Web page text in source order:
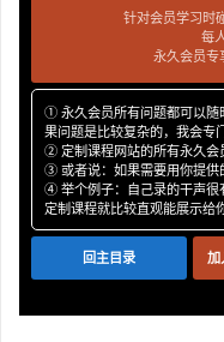
吉他、弦乐的混响效果
P24
针对会员学习时
每
永久会员专
① 永久会员所有问题都可以随
果问题是比较复杂的，我会专
② 定制课程网站的所有永久会
③ 或者说：如果需要用你提供
④ 举个例子：自己录的干声很
定制课程就比较直观能展示给
回主目录 加